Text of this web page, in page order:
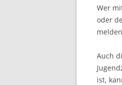
Wer
oder
Auch
ist,